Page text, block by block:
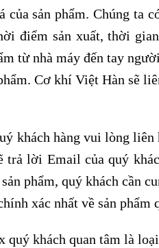
sản phẩm. Chúng ta
điểm sản xuất, thời
từ nhà máy đến tay
Cơ khí Việt Hàn sẽ
khách hàng vui lòng
lời Email của quý
phẩm, quý khách cần
xác nhất về sản phẩm
khách quan tâm là